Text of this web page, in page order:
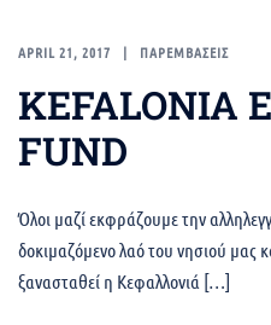
APRIL 21, 2017 ΠΑΡΕΜΒΑΣΕΙΣ
KEFALONIA
FUND
Όλοι μαζί εκφράζουμε την
δοκιμαζόμενο λαό του νησιού
ξανασταθεί η Κεφαλλονιά […]